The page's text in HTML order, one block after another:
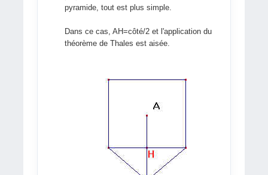
pyramide, tout est plus simple.
Dans ce cas, AH=côté/2 et l'application du
théorème de Thales est aisée.